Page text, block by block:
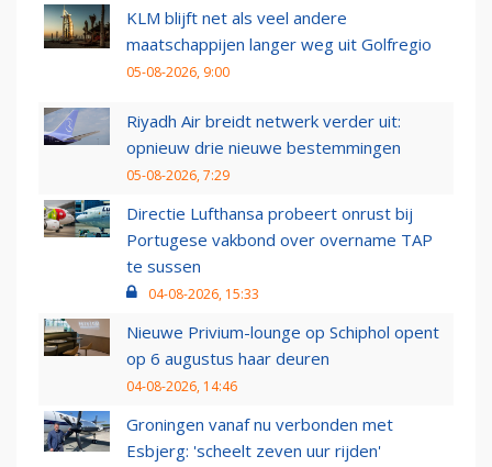
KLM blijft net als veel andere
maatschappijen langer weg uit Golfregio
05-08-2026, 9:00
Riyadh Air breidt netwerk verder uit:
opnieuw drie nieuwe bestemmingen
05-08-2026, 7:29
Directie Lufthansa probeert onrust bij
Portugese vakbond over overname TAP
te sussen
04-08-2026, 15:33
Nieuwe Privium-lounge op Schiphol opent
op 6 augustus haar deuren
04-08-2026, 14:46
Groningen vanaf nu verbonden met
Esbjerg: 'scheelt zeven uur rijden'